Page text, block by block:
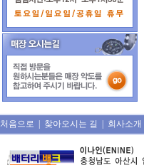
처음으로 찾아오시는 길 회사소개